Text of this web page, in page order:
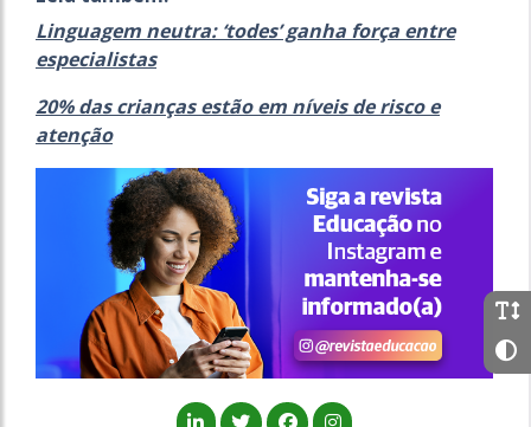
Linguagem neutra: ‘todes’ ganha força entre
especialistas
20% das crianças estão em níveis de risco e
atenção